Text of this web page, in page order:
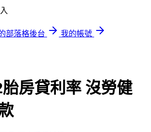
部落格後台
我的帳號
房貸利率 沒勞健